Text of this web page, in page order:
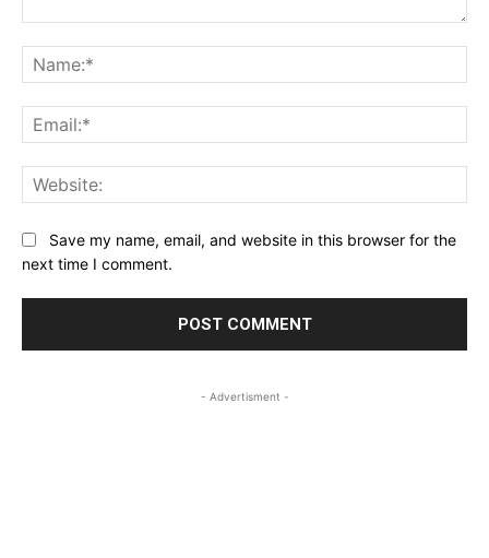
Save my name, email, and website in this browser for the
next time I comment.
- Advertisment -